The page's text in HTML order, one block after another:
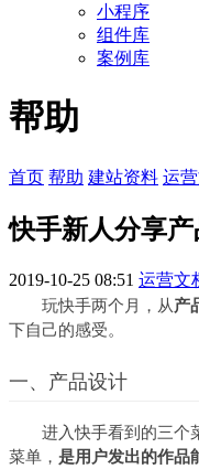
小程序
组件库
案例库
帮助
首页 帮助 建站资料 运
快手新人分享
2019-10-25 08:51 运营文
玩快手两个月，从产
下自己的感受。
一、产品设计
进入快手看到的三个
菜单， 是用户发出的作品